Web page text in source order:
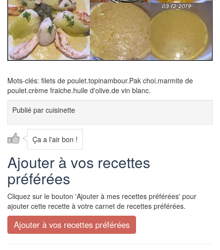
Mots-clés: filets de poulet.topinambour.Pak choi.marmite de
poulet.crème fraiche.huile d'olive.de vin blanc.
Publié par cuisinette
Ça a l'air bon !
Ajouter à vos recettes
préférées
Cliquez sur le bouton 'Ajouter à mes recettes préférées' pour
ajouter cette recette à votre carnet de recettes préférées.